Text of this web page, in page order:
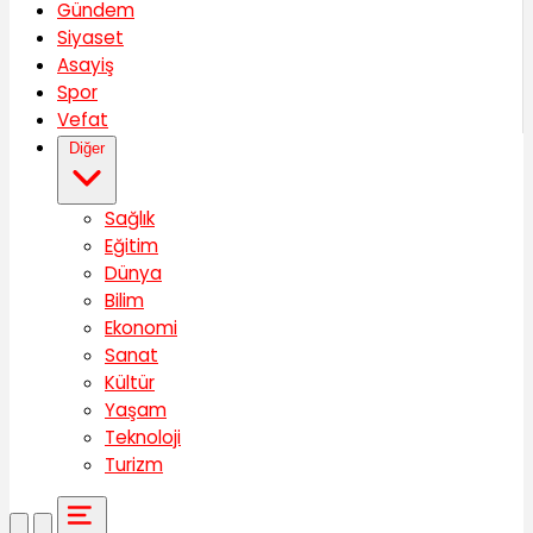
Gündem
Siyaset
Asayiş
Spor
Vefat
Diğer
Sağlık
Eğitim
Dünya
Bilim
Ekonomi
Sanat
Kültür
Yaşam
Teknoloji
Turizm